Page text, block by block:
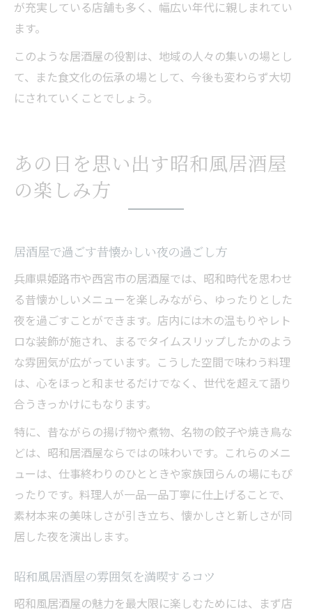
が充実している店舗も多く、幅広い年代に親しまれてい
ます。
このような居酒屋の役割は、地域の人々の集いの場とし
て、また食文化の伝承の場として、今後も変わらず大切
にされていくことでしょう。
あの日を思い出す昭和風居酒屋
の楽しみ方
居酒屋で過ごす昔懐かしい夜の過ごし方
兵庫県姫路市や西宮市の居酒屋では、昭和時代を思わせ
る昔懐かしいメニューを楽しみながら、ゆったりとした
夜を過ごすことができます。店内には木の温もりやレト
ロな装飾が施され、まるでタイムスリップしたかのよう
な雰囲気が広がっています。こうした空間で味わう料理
は、心をほっと和ませるだけでなく、世代を超えて語り
合うきっかけにもなります。
特に、昔ながらの揚げ物や煮物、名物の餃子や焼き鳥な
どは、昭和居酒屋ならではの味わいです。これらのメニ
ューは、仕事終わりのひとときや家族団らんの場にもぴ
ったりです。料理人が一品一品丁寧に仕上げることで、
素材本来の美味しさが引き立ち、懐かしさと新しさが同
居した夜を演出します。
昭和風居酒屋の雰囲気を満喫するコツ
昭和風居酒屋の魅力を最大限に楽しむためには、まず店